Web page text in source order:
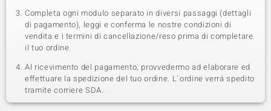
Completa ogni modulo separato in diversi passaggi (dettagli
di pagamento), leggi e conferma le nostre condizioni di
vendita e i termini di cancellazione/reso prima di completare
il tuo ordine.
Al ricevimento del pagamento, provvedermo ad elaborare ed
effettuare la spedizione del tuo ordine. L´ordine verrá spedito
tramite corriere SDA.